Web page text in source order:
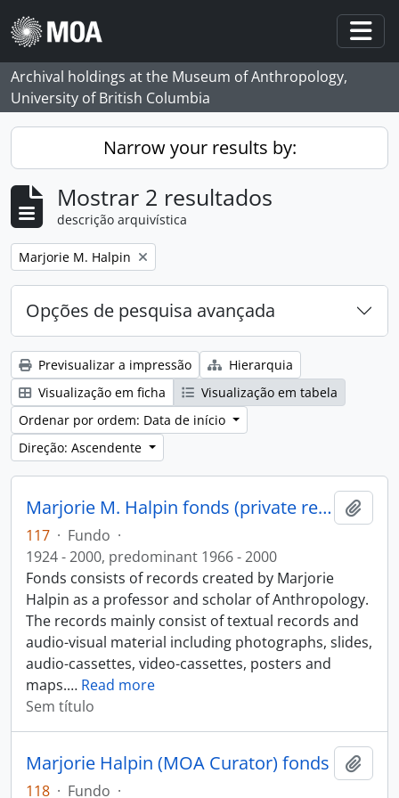
Skip to main content
Archival holdings at the Museum of Anthropology,
University of British Columbia
Narrow your results by:
Mostrar 2 resultados
descrição arquivística
Remove filter:
Marjorie M. Halpin
Opções de pesquisa avançada
Previsualizar a impressão
Hierarquia
Visualização em ficha
Visualização em tabela
Ordenar por ordem: Data de início
Direção: Ascendente
Marjorie M. Halpin fonds (private records)
117 · Fundo ·
1924 - 2000, predominant 1966 - 2000
Fonds consists of records created by Marjorie
Halpin as a professor and scholar of Anthropology.
The records mainly consist of textual records and
audio-visual material including photographs, slides,
audio-cassettes, video-cassettes, posters and
maps.… Read more
Sem título
Marjorie Halpin (MOA Curator) fonds
118 · Fundo ·